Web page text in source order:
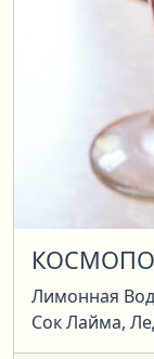
Лимонная
Сок Лайма,